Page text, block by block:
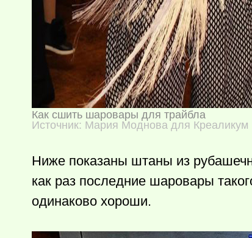
Как сшить шаровары для трайбла
Источник: Мария Моднова для Креаликум
Ниже показаны штаны из
как раз последние шаровары
одинаково хороши.